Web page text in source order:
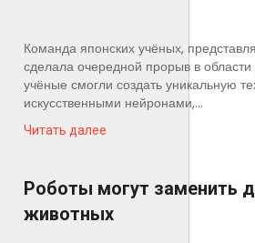
Команда японских учёных,
сделала очередной прорыв в области
учёные смогли создать уникальную
искусственными нейронами,...
Читать далее
Роботы могут заменить
животных